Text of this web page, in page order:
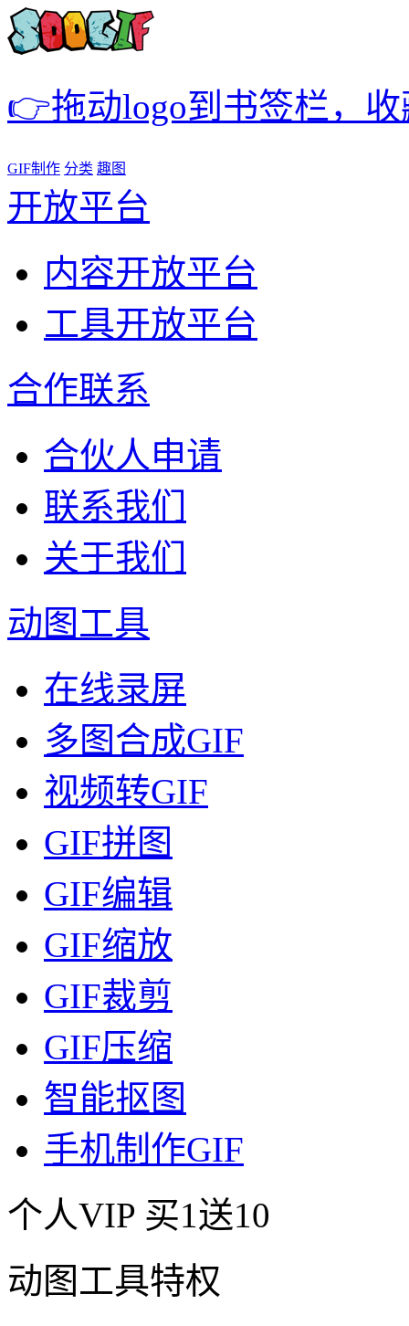
👉拖动logo到书签栏，
GIF制作 分类 趣图
开放平台
内容开放平台
工具开放平台
合作联系
合伙人申请
联系我们
关于我们
动图工具
在线录屏
多图合成GIF
视频转GIF
GIF拼图
GIF编辑
GIF缩放
GIF裁剪
GIF压缩
智能抠图
手机制作GIF
个人VIP 买1送10
动图工具特权